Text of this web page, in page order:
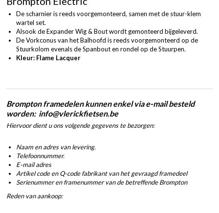
De scharnier is reeds voorgemonteerd, samen met de stuur-klem
wartel set.
Alsook de Expander Wig & Bout wordt gemonteerd bijgeleverd.
De Vorkconus van het Balhoofd is reeds voorgemonteerd op de
Stuurkolom evenals de Spanbout en rondel op de Stuurpen.
Kleur: Flame Lacquer
Brompton framedelen kunnen enkel via e-mail besteld
worden: info@vlerickfietsen.be
Hiervoor dient u ons volgende gegevens te bezorgen:
Naam en adres van levering.
Telefoonnummer.
E-mail adres
Artikel code en Q-code fabrikant van het gevraagd framedeel
Serienummer en framenummer van de betreffende Brompton
Reden van aankoop: